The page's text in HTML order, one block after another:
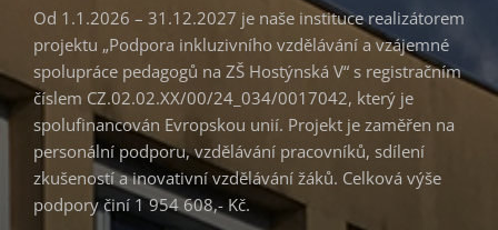
Od 1.1.2026 – 31.12.2027 je naše instituce realizátorem
projektu „Podpora inkluzivního vzdělávání a vzájemné
spolupráce pedagogů na ZŠ Hostýnská V“ s registračním
číslem CZ.02.02.XX/00/24_034/0017042, který je
spolufinancován Evropskou unií. Projekt je zaměřen na
personální podporu, vzdělávání pracovníků, sdílení
zkušeností a inovativní vzdělávání žáků. Celková výše
podpory činí 1 954 608,- Kč.